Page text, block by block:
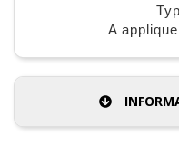
A